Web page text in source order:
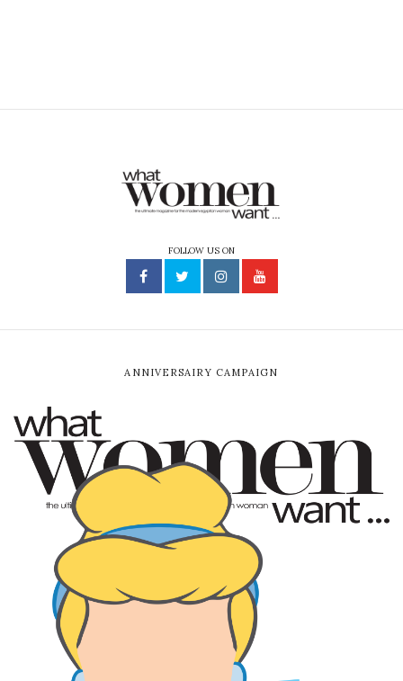
FOLLOW US ON
ANNIVERSAIRY CAMPAIGN